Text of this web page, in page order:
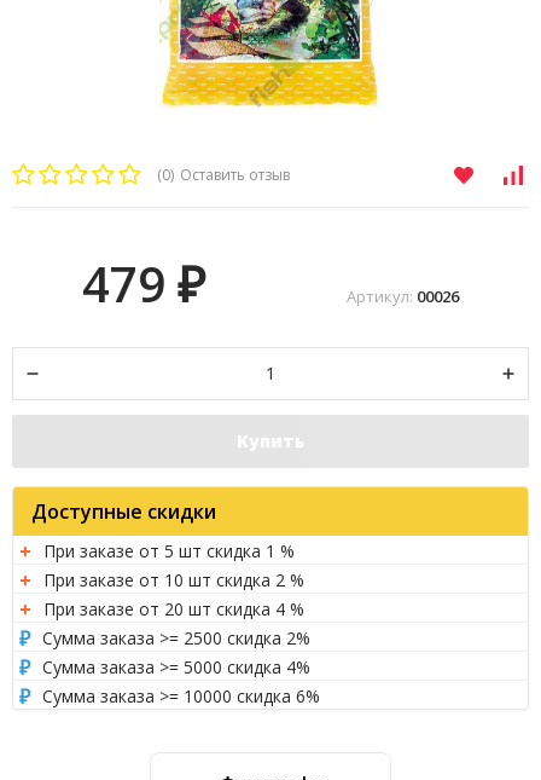
(0) Оставить отзыв
Артикул: 00026
479 ₽
Купить
Доступные скидки
При заказе от 5 шт скидка 1 %
При заказе от 10 шт скидка 2 %
При заказе от 20 шт скидка 4 %
Сумма заказа >= 2500 скидка 2%
Сумма заказа >= 5000 скидка 4%
Сумма заказа >= 10000 скидка 6%